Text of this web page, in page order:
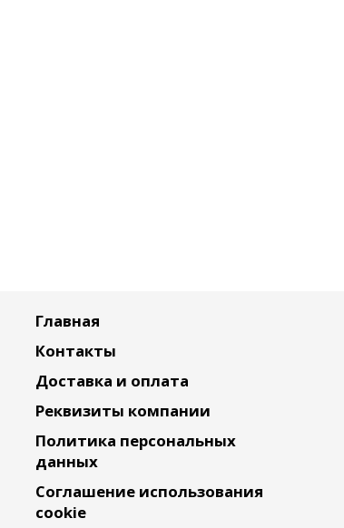
Главная
Контакты
Доставка и оплата
Реквизиты компании
Политика персональных
данных
Соглашение использования
cookie